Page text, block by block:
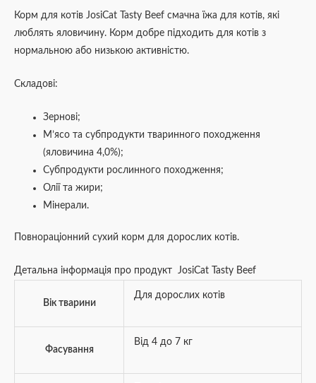
Корм для котів JosiCat Tasty Beef смачна їжа для котів, які
люблять яловичину. Корм добре підходить для котів з
нормальною або низькою активністю.
Складові:
Зернові;
М’ясо та субпродукти тваринного походження
(яловичина 4,0%);
Субпродукти рослинного походження;
Олії та жири;
Мінерали.
Повнораціонний сухий корм для дорослих котів.
Детальна інформація про продукт JosiCat Tasty Beef
Вік тварини
Для дорослих котів
Фасування
Від 4 до 7 кг